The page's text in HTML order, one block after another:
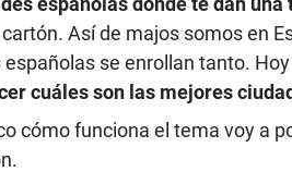
Así de majos somos en
se enrollan tanto.
cuáles son las mejores
cómo funciona el tema voy a